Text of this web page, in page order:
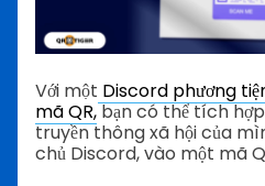
Với một Discord phương
mã QR,bạn có thể tích
truyền thông xã hội của
chủ Discord, vào một mã